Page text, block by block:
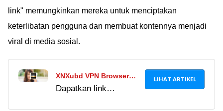
link" memungkinkan mereka untuk menciptakan
keterlibatan pengguna dan membuat kontennya menjadi
viral di media sosial.
XNXubd VPN Browser
Anti Blokir 2024 Terbaru
Dapatkan link
LIHAT ARTIKEL